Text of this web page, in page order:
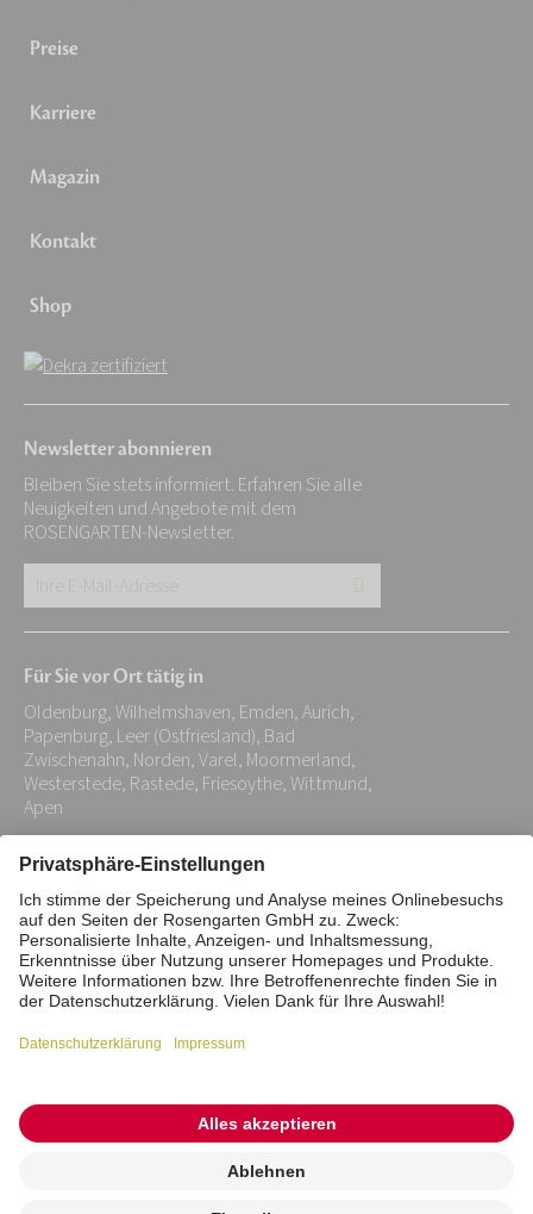
Preise
Karriere
Magazin
Kontakt
Shop
Newsletter abonnieren
Bleiben Sie stets informiert. Erfahren Sie alle
Neuigkeiten und Angebote mit dem
ROSENGARTEN-Newsletter.
Adresse:
*
Für Sie vor Ort tätig in
Oldenburg, Wilhelmshaven, Emden, Aurich,
Papenburg, Leer (Ostfriesland), Bad
Zwischenahn, Norden, Varel, Moormerland,
Westerstede, Rastede, Friesoythe, Wittmund,
Apen
Impressum Datenschutz
Stiftung
Interne Meldestelle
Zahlungsmittel
Barrierefreiheitserklärung
Vertrag widerrufen
© 2026 ROSENGARTEN-Tierbestattung